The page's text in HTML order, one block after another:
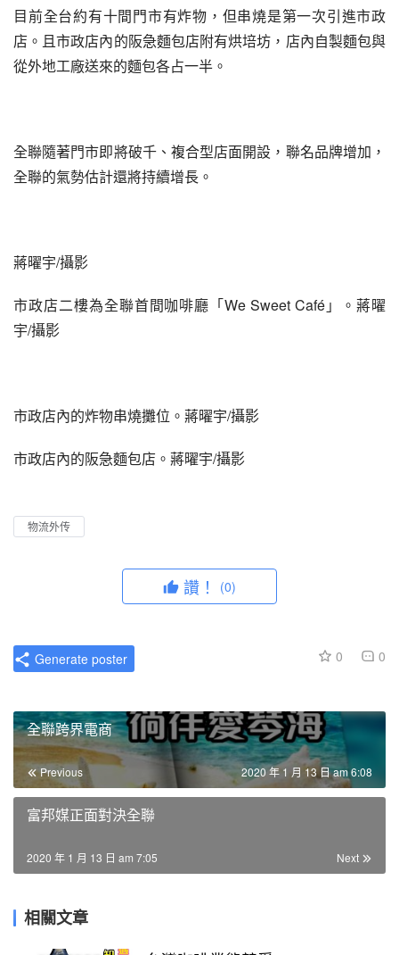
目前全台約有十間門市有炸物，但串燒是第一次引進市政
店。且市政店內的阪急麵包店附有烘培坊，店內自製麵包與
從外地工廠送來的麵包各占一半。
全聯隨著門市即將破千、複合型店面開設，聯名品牌增加，
全聯的氣勢估計還將持續增長。
蔣曜宇/攝影
市政店二樓為全聯首間咖啡廳「We Sweet Café」。蔣曜
宇/攝影
市政店內的炸物串燒攤位。蔣曜宇/攝影
市政店內的阪急麵包店。蔣曜宇/攝影
物流外传
讚！ (0)
0 0
Generate poster
全聯跨界電商
Previous 2020 年 1 月 13 日 am 6:08
富邦媒正面對決全聯
Next
2020 年 1 月 13 日 am 7:05
相關文章